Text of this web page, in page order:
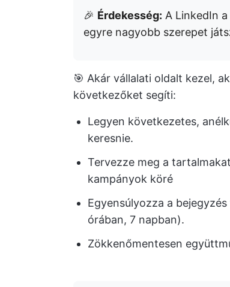
🎉 Érdekesség: A LinkedIn
egyre nagyobb szerepet
🎯 Akár vállalati oldalt kezel,
következőket segíti:
Legyen következetes,
keresnie.
Tervezze meg a
kampányok köré
Egyensúlyozza a
órában, 7 napban).
Zökkenőmentesen